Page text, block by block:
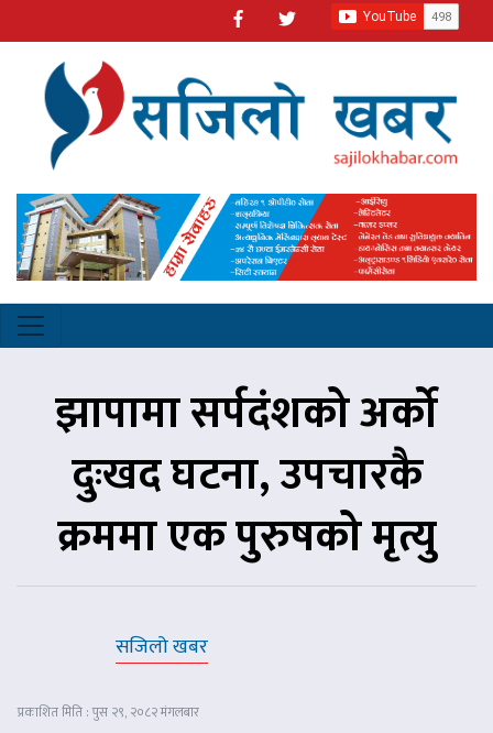
झापामा सर्पदंशको अर्को
दुःखद घटना, उपचारकै
क्रममा एक पुरुषको मृत्यु
सजिलो खबर
प्रकाशित मिति : पुस २९, २०८२ मंगलबार